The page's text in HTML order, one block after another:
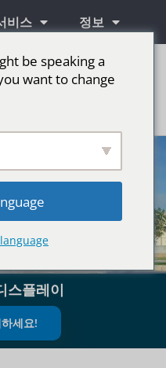
비스 정보
연
락
스플레이
세요!
be speaking a
want to change